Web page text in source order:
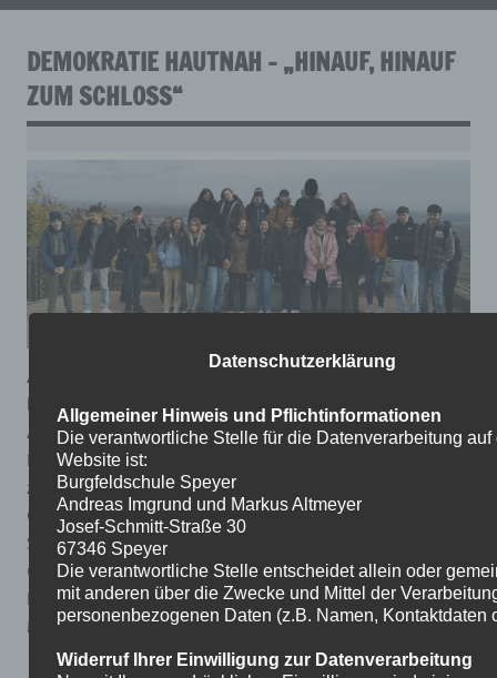
DEMOKRATIE HAUTNAH – „HINAUF, HINAUF
ZUM SCHLOSS“
Am 22. November war es soweit: Die Klasse 9b
besuchte zusammen mit Frau Gebert und Frau
Ackermann im Zuge des GL Unterrichtes das
Hambacher Schloss! Unter dem Motto „Hinauf, hinauf
zum Schloss“ wandelte die 9 b auf den Spuren der
Geburtsstätte der deutschen Demokratie. In einer
Stationsarbeit erarbeiteten sie die Lebensbedingungen
um 1832 und die Forderungen und Hintergründe des
Festes nach Freiheit und Einheit. Es gab zahlreiche
Möglichkeiten selbst in die Rollen eines Bürgers um
1800 zu schlüpfen und so den Geist der Zeit hautnah
Datenschutzerklärung
Allgemeiner Hinweis und Pflichtinformationen
Die verantwortliche Stelle für die Datenverarbeitung auf
Website ist:
Burgfeldschule Speyer
Andreas Imgrund und Markus Altmeyer
Josef-Schmitt-Straße 30
67346 Speyer
Die verantwortliche Stelle entscheidet allein oder
mit anderen über die Zwecke und Mittel der
personenbezogenen Daten (z.B. Namen, Kontaktdaten
Widerruf Ihrer Einwilligung zur Datenverarbeitung